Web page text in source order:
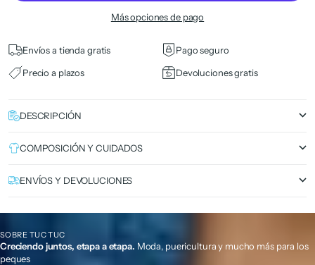
Más opciones de pago
Envíos a tienda gratis
Pago seguro
Precio a plazos
Devoluciones gratis
DESCRIPCIÓN
COMPOSICIÓN Y CUIDADOS
ENVÍOS Y DEVOLUCIONES
SOBRE TUC TUC
Creciendo juntos, etapa a etapa. Moda, puericultura y mucho más para los
peques